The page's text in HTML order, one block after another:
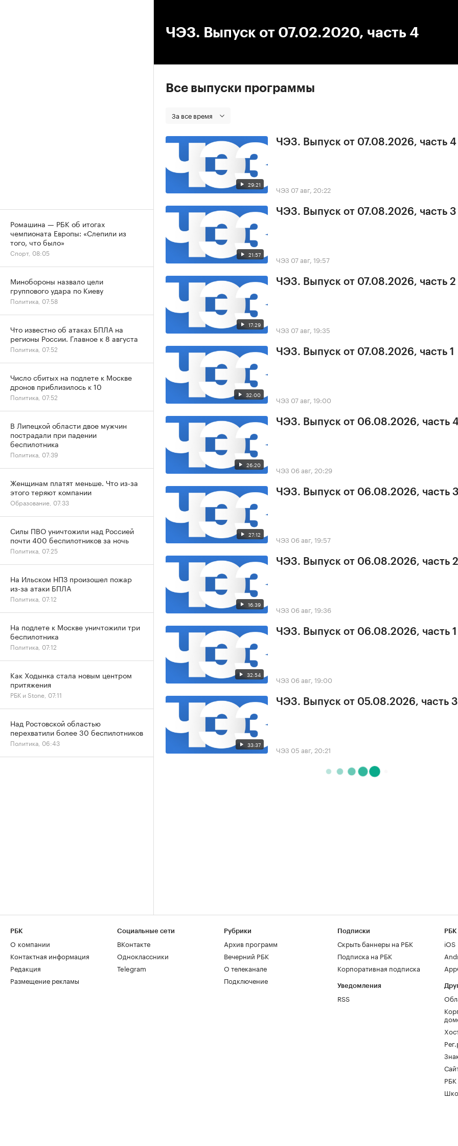
ЧЭЗ. Выпуск от 07.02.2020, часть 4
Все выпуски программы
За все время
29:21
ЧЭЗ. Выпуск от 07.08.2026, часть 4
ЧЭЗ 07 авг, 20:22
21:57
ЧЭЗ. Выпуск от 07.08.2026, часть 3
ЧЭЗ 07 авг, 19:57
17:29
ЧЭЗ. Выпуск от 07.08.2026, часть 2
ЧЭЗ 07 авг, 19:35
32:00
ЧЭЗ. Выпуск от 07.08.2026, часть 1
ЧЭЗ 07 авг, 19:00
26:20
ЧЭЗ. Выпуск от 06.08.2026, часть
ЧЭЗ 06 авг, 20:29
27:12
ЧЭЗ. Выпуск от 06.08.2026, часть
ЧЭЗ 06 авг, 19:57
16:39
ЧЭЗ. Выпуск от 06.08.2026, часть 2
ЧЭЗ 06 авг, 19:36
32:54
ЧЭЗ. Выпуск от 06.08.2026, часть 1
ЧЭЗ 06 авг, 19:00
33:37
ЧЭЗ. Выпуск от 05.08.2026, часть 3
ЧЭЗ 05 авг, 20:21
Ромашина — РБК об итогах
чемпионата Европы: «Слепили из
того, что было»
Спорт, 08:05
Минобороны назвало цели
группового удара по Киеву
Политика, 07:58
Что известно об атаках БПЛА на
регионы России. Главное к 8 августа
Политика, 07:52
Число сбитых на подлете к Москве
дронов приблизилось к 10
Политика, 07:52
В Липецкой области двое мужчин
пострадали при падении
беспилотника
Политика, 07:39
Женщинам платят меньше. Что из-за
этого теряют компании
Образование, 07:33
Силы ПВО уничтожили над Россией
почти 400 беспилотников за ночь
Политика, 07:25
На Ильском НПЗ произошел пожар
из-за атаки БПЛА
Политика, 07:12
На подлете к Москве уничтожили три
беспилотника
Политика, 07:12
Как Ходынка стала новым центром
притяжения
РБК и Stone, 07:11
Над Ростовской областью
перехватили более 30 беспилотников
Политика, 06:43
РБК
О компании
Контактная информация
Редакция
Размещение рекламы
Социальные сети
ВКонтакте
Одноклассники
Telegram
Рубрики
Архив программ
Вечерний РБК
О телеканале
Подключение
Подписки
Скрыть баннеры на РБК
Подписка на РБК
Корпоративная подписка
Уведомления
RSS
РБК
iOS